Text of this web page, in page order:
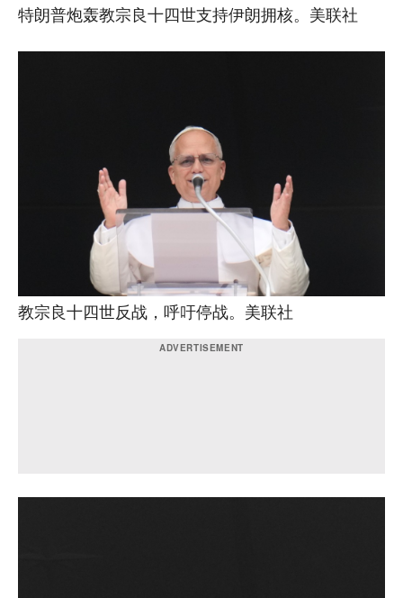
特朗普炮轰教宗良十四世支持伊朗拥核。美联社
教宗良十四世反战，呼吁停战。美联社